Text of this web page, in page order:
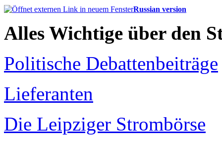
Russian version
Alles Wichtige über den
Politische Debattenbeiträge
Lieferanten
Die Leipziger Strombörse